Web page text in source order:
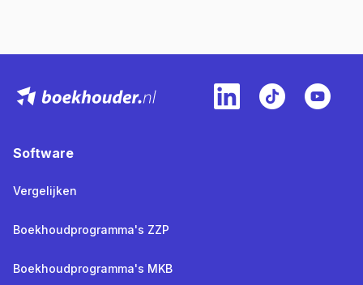
Software
Vergelijken
Boekhoudprogramma's ZZP
Boekhoudprogramma's MKB